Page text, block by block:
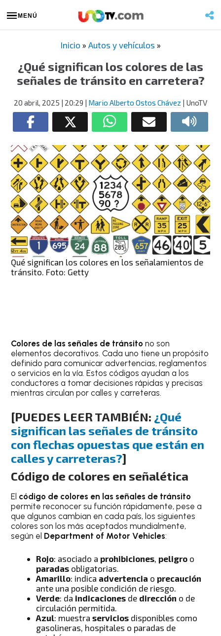
MENÚ
Inicio » Autos y vehículos »
¿Qué significan los colores de las
señales de tránsito en carretera?
20 abril, 2025 | 20:29 | Mario Alberto Ostos Chávez | UnoTV
Qué significan los colores en los señalamientos de
tránsito. Foto: Getty
Colores de las señales de tránsito no son
elementos decorativos. Cada uno tiene un propósito
definido para comunicar advertencias, reglamentos
o servicios en la vía. Estos códigos ayudan a los
conductores a tomar decisiones rápidas y precisas
mientras circulan por calles y carreteras.
[PUEDES LEER TAMBIÉN: ¿Qué
significan las señales de tránsito
con flechas opuestas que están en
calles y carreteras?]
Código de colores en señalética
El código de colores en las señales de tránsito
permite reconocer su función rápidamente, pese a
que algunos cambian en cada país, los siguientes
colores son los más aceptados mundialmente,
según el Department of Motor Vehicles:
Rojo: asociado a prohibiciones peligro o
paradas obligatorias.
Amarillo: indica advertencia o precaución
ante una posible condición de riesgo.
Verde: da indicaciones de dirección o de
circulación permitida.
Azul: muestraservicios disponibles como
gasolineras, hospitales o paradas de